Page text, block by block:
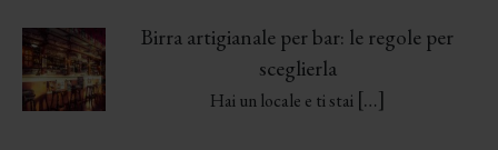
Birra artigianale per bar: le regole per
sceglierla
Hai un locale e ti stai […]